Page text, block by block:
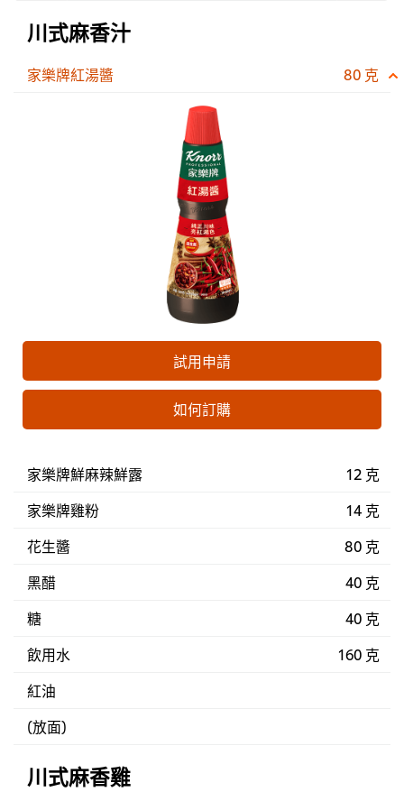
川式麻香汁
家樂牌紅湯醬 80 克
試用申請
如何訂購
家樂牌鮮麻辣鮮露
12 克
家樂牌雞粉
14 克
花生醬
80 克
黑醋
40 克
糖
40 克
飲用水
160 克
紅油
(放面)
川式麻香雞